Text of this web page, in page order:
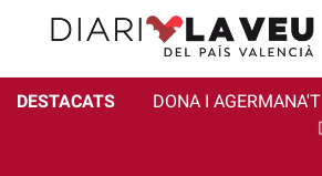
DESTACATS DONA I AGERMANA'T